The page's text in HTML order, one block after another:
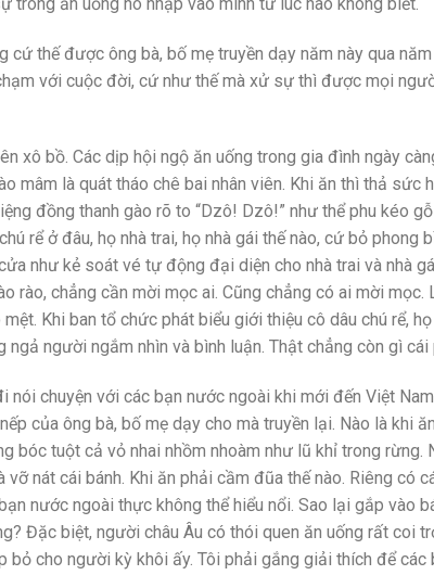
cứ thế được ông bà, bố mẹ truyền dạy năm này qua
với cuộc đời, cứ như thế mà xử sự thì được mọi
xô bồ. Các dịp hội ngộ ăn uống trong gia đình ngày
mâm là quát tháo chê bai nhân viên. Khi ăn thì thả sức
đồng thanh gào rõ to “Dzô! Dzô!” như thể phu kéo
rể ở đâu, họ nhà trai, họ nhà gái thế nào, cứ bỏ phong
như kẻ soát vé tự động đại diện cho nhà trai và nhà
rào, chẳng cần mời mọc ai. Cũng chẳng có ai mời
Khi ban tổ chức phát biểu giới thiệu cô dâu chú rể,
ngả người ngắm nhìn và bình luận. Thật chẳng còn gì
chuyện với các bạn nước ngoài khi mới đến Việt
của ông bà, bố mẹ dạy cho mà truyền lại. Nào là khi
bóc tuột cả vỏ nhai nhồm nhoàm như lũ khỉ trong rừng.
vỡ nát cái bánh. Khi ăn phải cầm đũa thế nào. Riêng có
nước ngoài thực không thể hiểu nổi. Sao lại gắp vào
Đặc biệt, người châu Âu có thói quen ăn uống rất coi
bỏ cho người kỳ khôi ấy. Tôi phải gắng giải thích để